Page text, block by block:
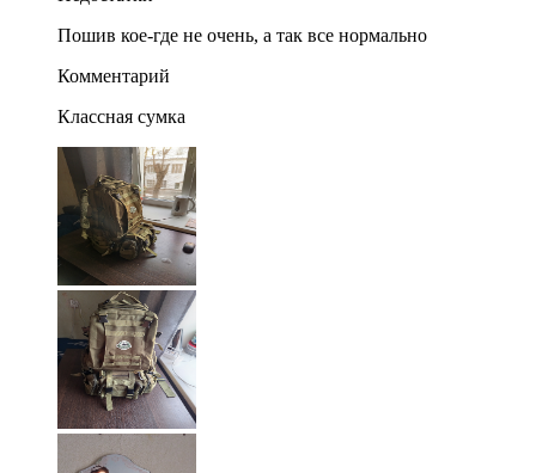
Пошив кое-где не очень, а так все нормально
Комментарий
Классная сумка